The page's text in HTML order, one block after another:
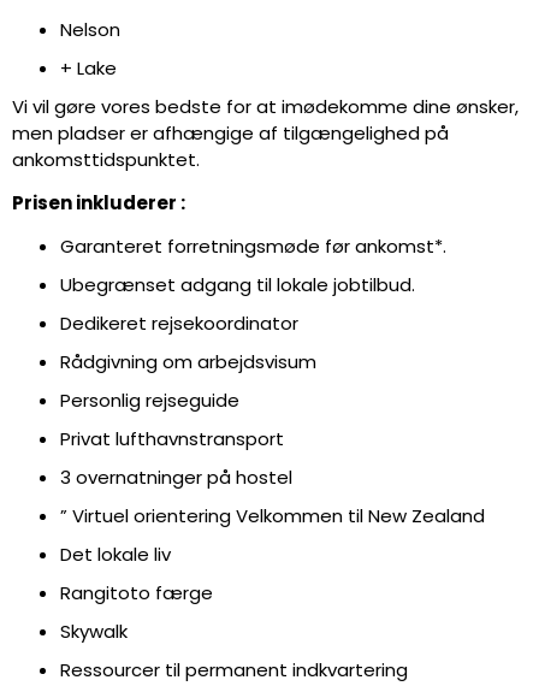
Nelson
+ Lake
Vi vil gøre vores bedste for at imødekomme dine ønsker,
men pladser er afhængige af tilgængelighed på
ankomsttidspunktet.
Prisen inkluderer :
Garanteret forretningsmøde før ankomst*.
Ubegrænset adgang til lokale jobtilbud.
Dedikeret rejsekoordinator
Rådgivning om arbejdsvisum
Personlig rejseguide
Privat lufthavnstransport
3 overnatninger på hostel
” Virtuel orientering Velkommen til New Zealand
Det lokale liv
Rangitoto færge
Skywalk
Ressourcer til permanent indkvartering